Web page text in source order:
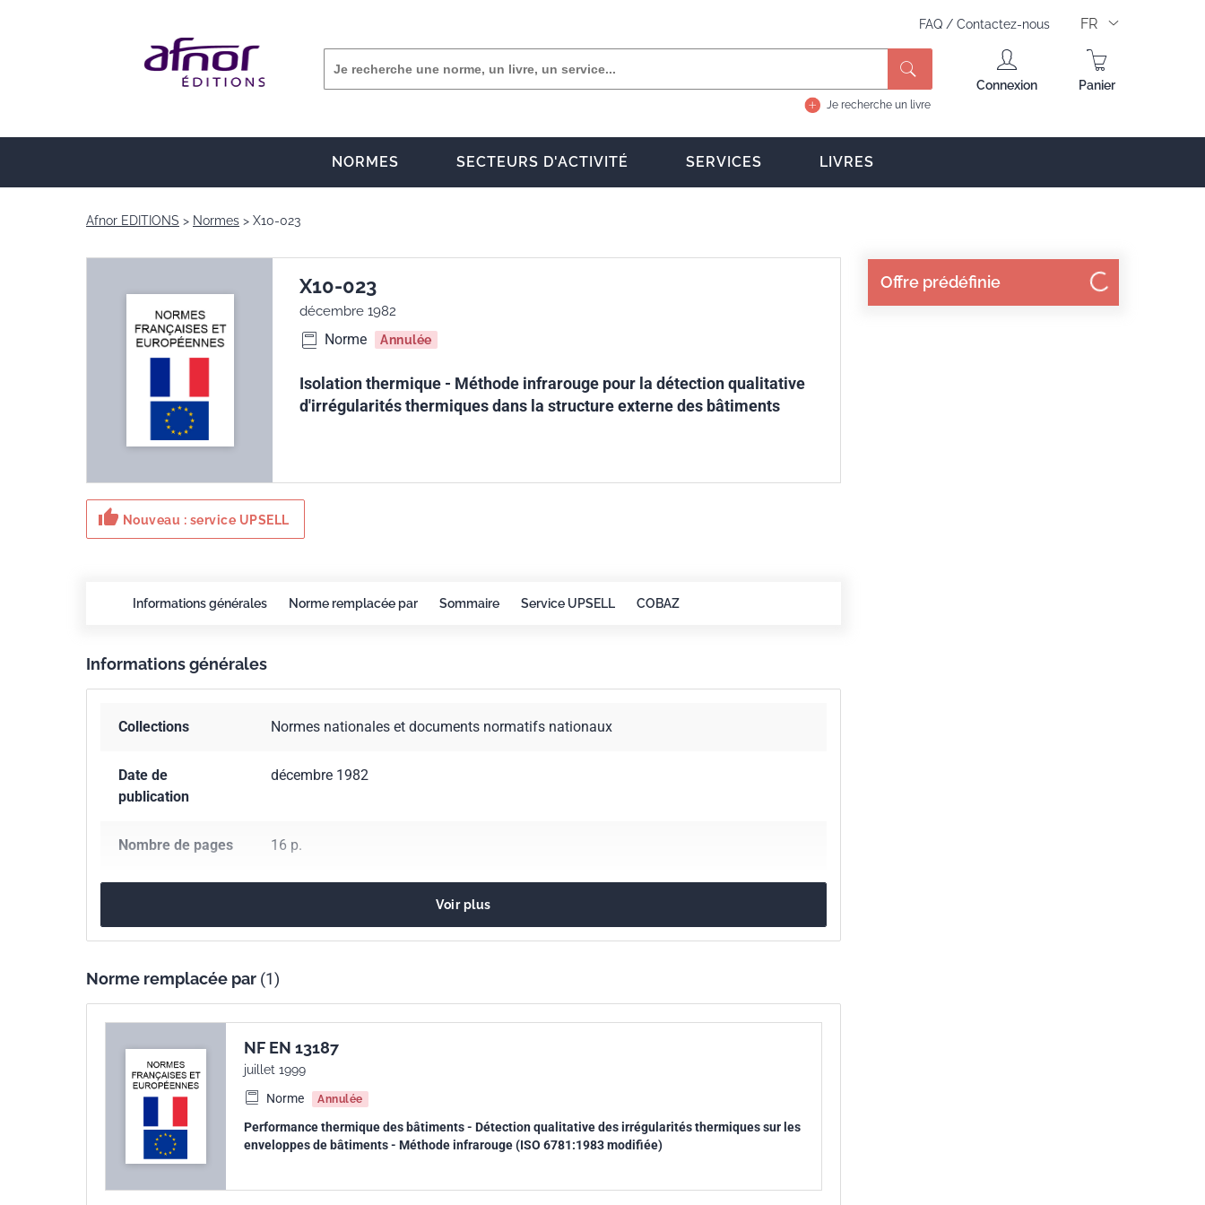
FAQ / Contactez-nous FR
Je recherche un livre
Connexion Panier
NORMES SECTEURS D'ACTIVITÉ SERVICES LIVRES
Afnor EDITIONS Normes X10-023
Offre prédéfinie
X10-023
décembre 1982
Norme Annulée
Isolation thermique - Méthode infrarouge pour la détection qualitative
d'irrégularités thermiques dans la structure externe des bâtiments
thumb_up Nouveau : service UPSELL
Informations générales Norme remplacée par Sommaire Service UPSELL COBAZ
Informations générales
Collections Normes nationales et documents normatifs nationaux
Date de
publication
décembre 1982
Nombre de pages 16 p.
Codes ICS 91.120.10Isolation thermique des bâtiments
Indice de
X10-023
Numéro de tirage
internationale
ISO 6781:1983
Voir plus
Norme remplacée par (1)
NF EN 13187
juillet 1999
Norme
Annulée
Performance thermique des bâtiments - Détection qualitative des irrégularités thermiques sur les
enveloppes de bâtiments - Méthode infrarouge (ISO 6781:1983 modifiée)